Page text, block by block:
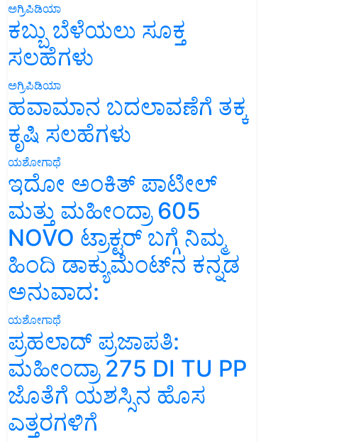
ಅಗ್ರಿಪಿಡಿಯಾ
ಕಬ್ಬು ಬೆಳೆಯಲು ಸೂಕ್ತ
ಸಲಹೆಗಳು
ಅಗ್ರಿಪಿಡಿಯಾ
ಹವಾಮಾನ ಬದಲಾವಣೆಗೆ ತಕ್ಕ
ಕೃಷಿ ಸಲಹೆಗಳು
ಯಶೋಗಾಥೆ
ಇದೋ ಅಂಕಿತ್ ಪಾಟೀಲ್
ಮತ್ತು ಮಹೀಂದ್ರಾ 605
NOVO ಟ್ರಾಕ್ಟರ್ ಬಗ್ಗೆ ನಿಮ್ಮ
ಹಿಂದಿ ಡಾಕ್ಯುಮೆಂಟ್‌ನ ಕನ್ನಡ
ಅನುವಾದ:
ಯಶೋಗಾಥೆ
ಪ್ರಹಲಾದ್ ಪ್ರಜಾಪತಿ:
ಮಹೀಂದ್ರಾ 275 DI TU PP
ಜೊತೆಗೆ ಯಶಸ್ಸಿನ ಹೊಸ
ಎತ್ತರಗಳಿಗೆ